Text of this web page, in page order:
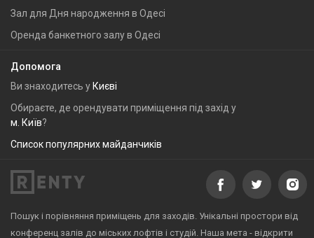
Зал для Дня народження в Одесі
Оренда банкетного залу в Одесі
Допомога
Ви знаходитесь у Києві
Обираєте, де орендувати приміщення під захід у
м. Київ?
Список популярних майданчиків
Пошук і порівняння приміщень для заходів. Унікальні простори від
конференц залів до міських лофтів і студій. Наша мета - відкрити